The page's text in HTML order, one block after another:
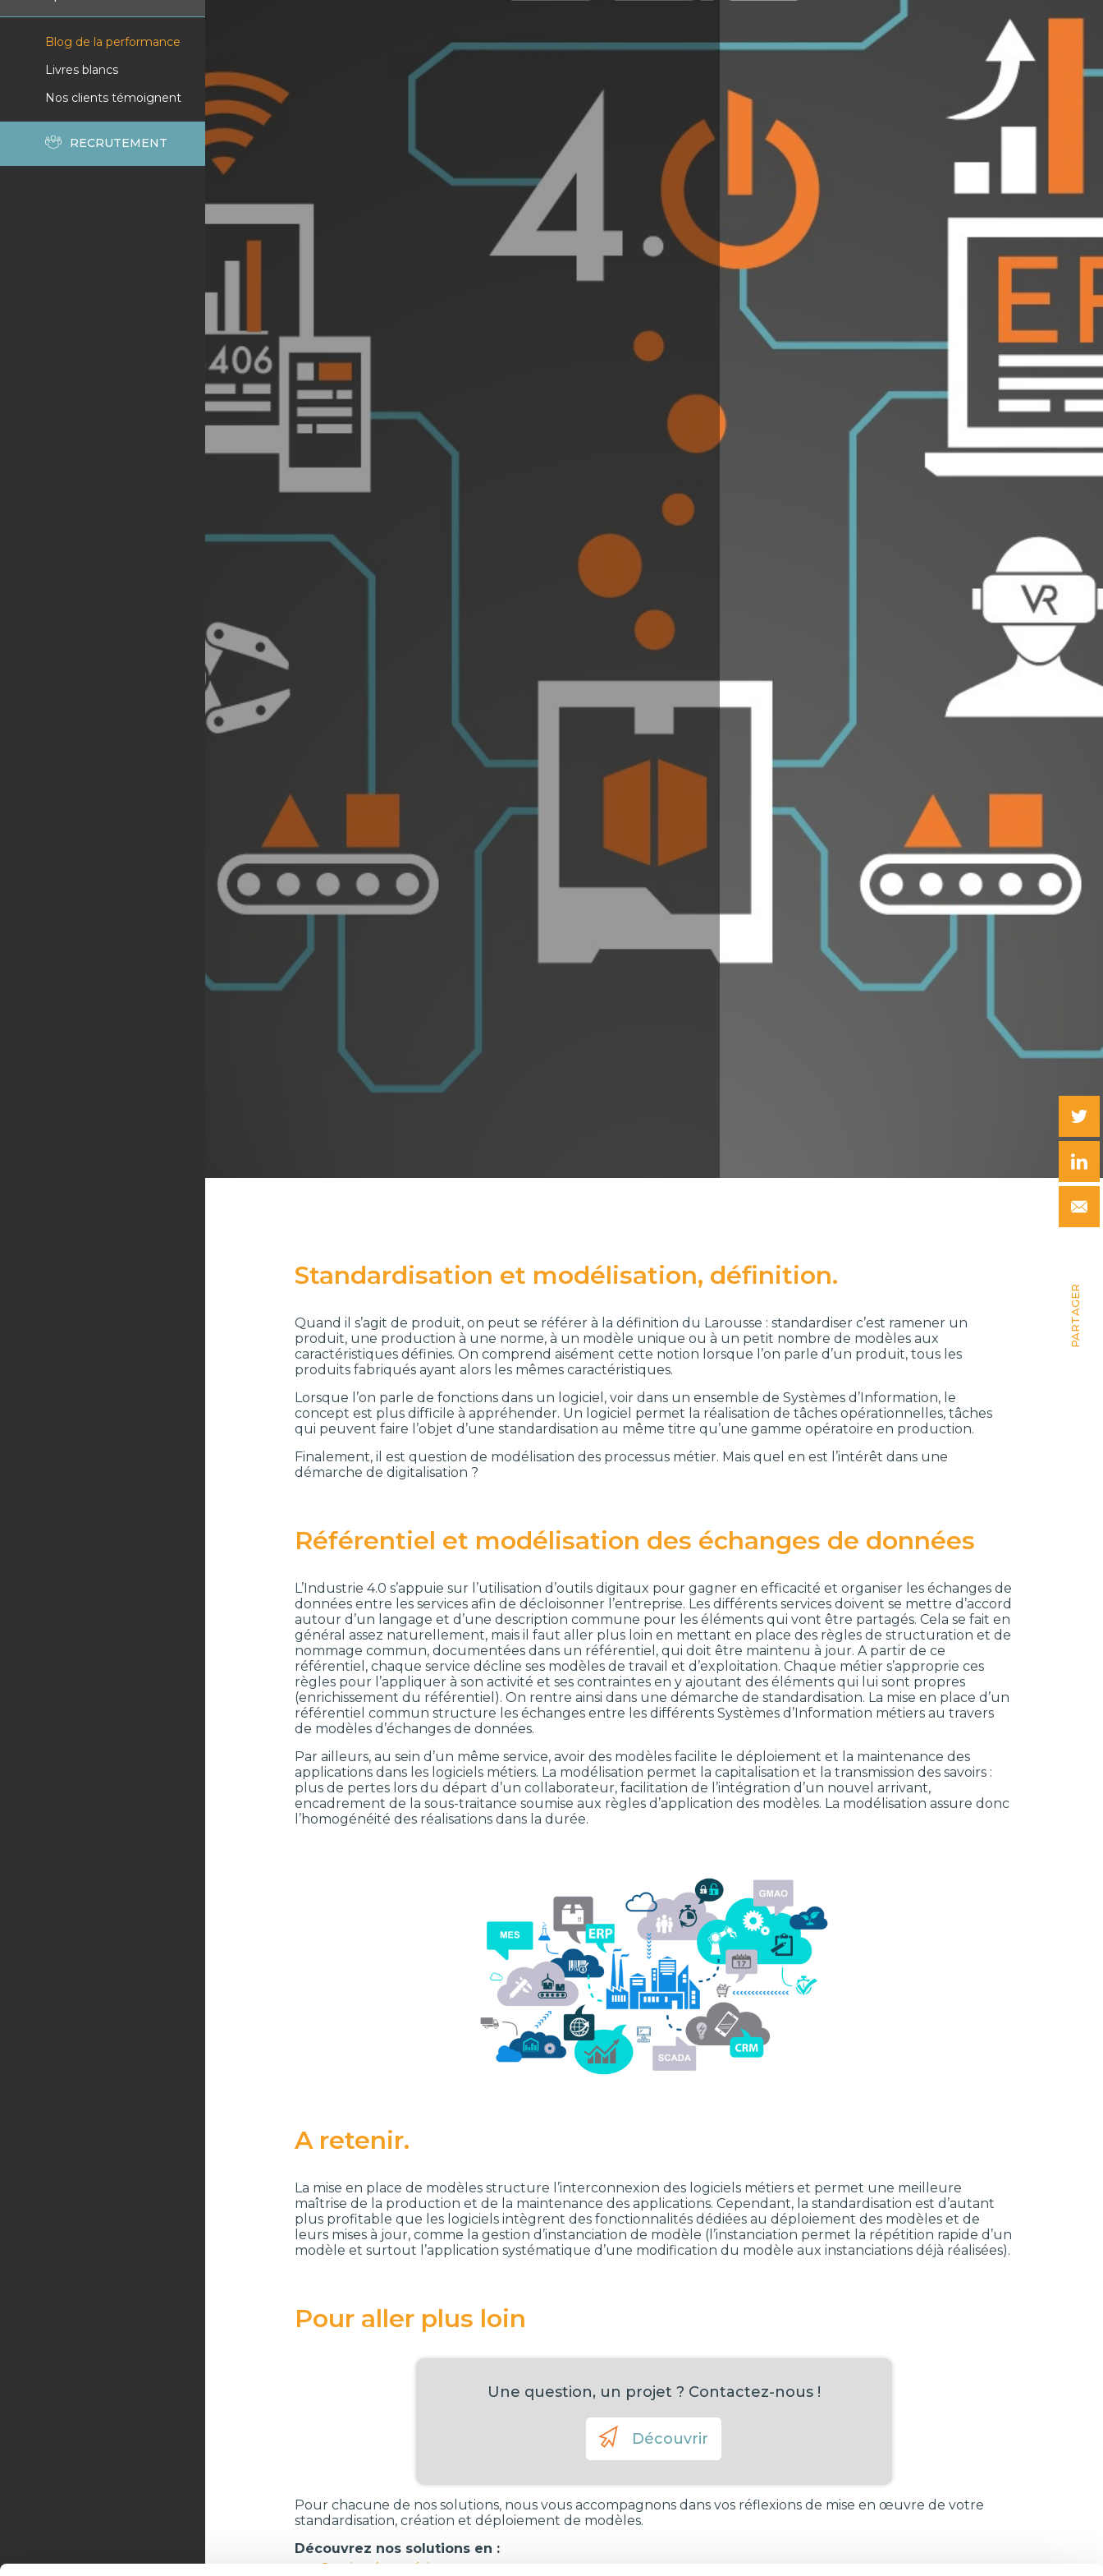
Blog de la performance
Livres blancs
Nos clients témoignent
RECRUTEMENT
PARTAGER
Standardisation et modélisation, définition.
Quand il s’agit de produit, on peut se référer à la définition du Larousse : standardiser c’est ramener un
produit, une production à une norme, à un modèle unique ou à un petit nombre de modèles aux
caractéristiques définies. On comprend aisément cette notion lorsque l’on parle d’un produit, tous les
produits fabriqués ayant alors les mêmes caractéristiques.
Lorsque l’on parle de fonctions dans un logiciel, voir dans un ensemble de Systèmes d’Information, le
concept est plus difficile à appréhender. Un logiciel permet la réalisation de tâches opérationnelles, tâches
qui peuvent faire l’objet d’une standardisation au même titre qu’une gamme opératoire en production.
Finalement, il est question de modélisation des processus métier. Mais quel en est l’intérêt dans une
démarche de digitalisation ?
Référentiel et modélisation des échanges de données
L’Industrie 4.0 s’appuie sur l’utilisation d’outils digitaux pour gagner en efficacité et organiser les échanges de
données entre les services afin de décloisonner l’entreprise. Les différents services doivent se mettre d’accord
autour d’un langage et d’une description commune pour les éléments qui vont être partagés. Cela se fait en
général assez naturellement, mais il faut aller plus loin en mettant en place des règles de structuration et de
nommage commun, documentées dans un référentiel, qui doit être maintenu à jour. A partir de ce
référentiel, chaque service décline ses modèles de travail et d’exploitation. Chaque métier s’approprie ces
règles pour l’appliquer à son activité et ses contraintes en y ajoutant des éléments qui lui sont propres
(enrichissement du référentiel). On rentre ainsi dans une démarche de standardisation. La mise en place d’un
référentiel commun structure les échanges entre les différents Systèmes d’Information métiers au travers
de modèles d’échanges de données.
Par ailleurs, au sein d’un même service, avoir des modèles facilite le déploiement et la maintenance des
applications dans les logiciels métiers. La modélisation permet la capitalisation et la transmission des savoirs :
plus de pertes lors du départ d’un collaborateur, facilitation de l’intégration d’un nouvel arrivant,
encadrement de la sous-traitance soumise aux règles d’application des modèles. La modélisation assure donc
l’homogénéité des réalisations dans la durée.
A retenir.
La mise en place de modèles structure l’interconnexion des logiciels métiers et permet une meilleure
maîtrise de la production et de la maintenance des applications. Cependant, la standardisation est d’autant
plus profitable que les logiciels intègrent des fonctionnalités dédiées au déploiement des modèles et de
leurs mises à jour, comme la gestion d’instanciation de modèle (l’instanciation permet la répétition rapide d’un
modèle et surtout l’application systématique d’une modification du modèle aux instanciations déjà réalisées).
Pour aller plus loin
Une question, un projet ? Contactez-nous !
Découvrir
Pour chacune de nos solutions, nous vous accompagnons dans vos réflexions de mise en œuvre de votre
standardisation, création et déploiement de modèles.
Découvrez nos solutions en :
Gestion énergétique